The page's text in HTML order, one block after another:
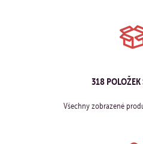
318 POLOŽEK
Všechny zobrazené